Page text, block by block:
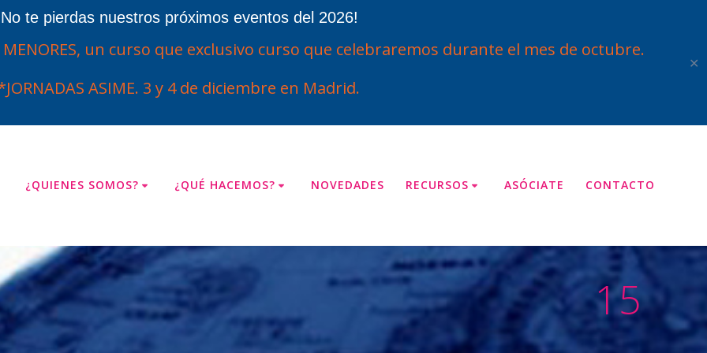
te pierdas nuestros próximos eventos del 2026!
MENORES, un curso que exclusivo curso que celebraremos durante el mes de octubre.
ASIME. 3 y 4 de diciembre en Madrid.
✕
¿QUIENES SOMOS? ¿QUÉ HACEMOS? NOVEDADES RECURSOS ASÓCIATE CONTACTO
15